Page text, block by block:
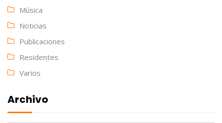
Música
Noticias
Publicaciones
Residentes
Varios
Archivo